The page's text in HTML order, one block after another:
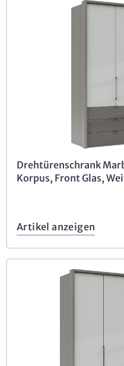
Drehtürenschrank
Korpus, Front Glas,
Artikel anzeigen